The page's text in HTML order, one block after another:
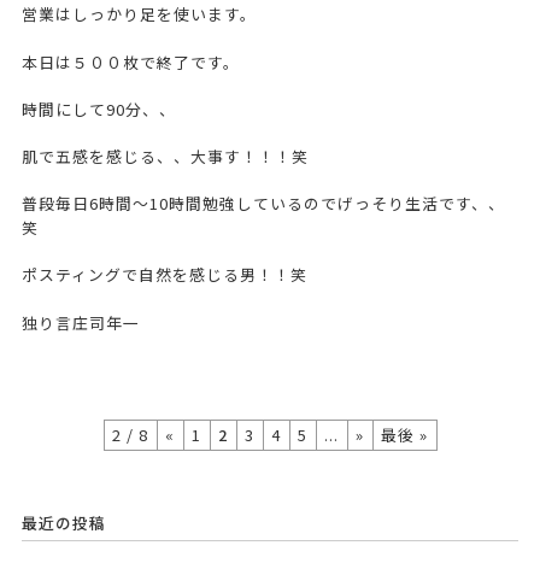
営業はしっかり足を使います。
本日は５００枚で終了です。
時間にして90分、、
肌で五感を感じる、、大事す！！！笑
普段毎日6時間〜10時間勉強しているのでげっそり生活です、、
笑
ポスティングで自然を感じる男！！笑
独り言庄司年一
2 / 8 « 1 2 3 4 5 ... » 最後 »
最近の投稿